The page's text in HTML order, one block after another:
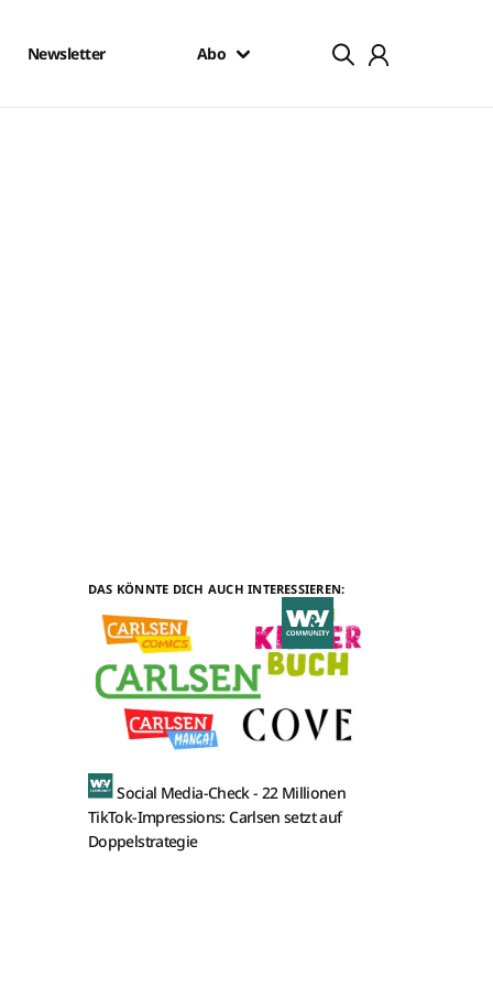
Newsletter Abo
DAS KÖNNTE DICH AUCH INTERESSIEREN:
Social Media-Check - 22 Millionen
TikTok-Impressions: Carlsen setzt auf
Doppelstrategie